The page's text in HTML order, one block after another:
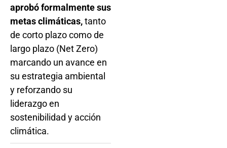
aprobó formalmente sus
metas climáticas,tanto
de corto plazo como de
largo plazo (Net Zero)
marcando un avance en
su estrategia ambiental
y reforzando su
liderazgo en
sostenibilidad y acción
climática.